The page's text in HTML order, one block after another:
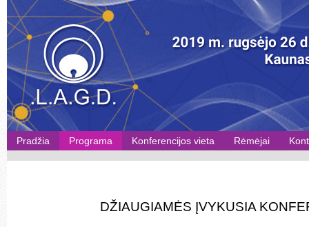
Pradžia Programa Konferencijos vieta Rėmėjai
DŽIAUGIAMĖS ĮVYKUSIA